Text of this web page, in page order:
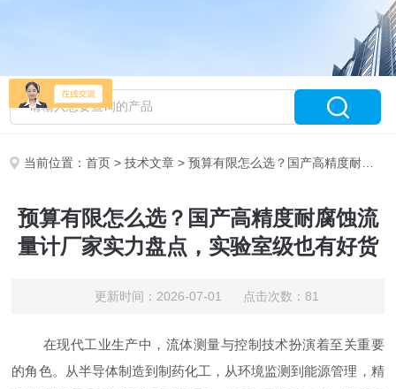
当前位置：首页 >技术文章 > 预算有限怎么选？国产高精度耐腐蚀流量计厂家实力盘点，实验室级也有好货
预算有限怎么选？国产高精度耐腐蚀流
量计厂家实力盘点，实验室级也有好货
更新时间：2026-07-01 点击次数：81
在现代工业生产中，流体测量与控制技术扮演着至关重要
的角色。从半导体制造到制药化工，从环境监测到能源管理，精